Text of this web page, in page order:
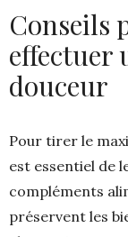
Conseils
effectuer
douceur
Pour tirer le
est essentiel de
compléments
préservent les